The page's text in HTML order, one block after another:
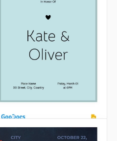
¿Estás planeando una boda
y quieres obtener
Consulta nuestra Invitación
de Boda Elegante gratuita
en Google Docs.